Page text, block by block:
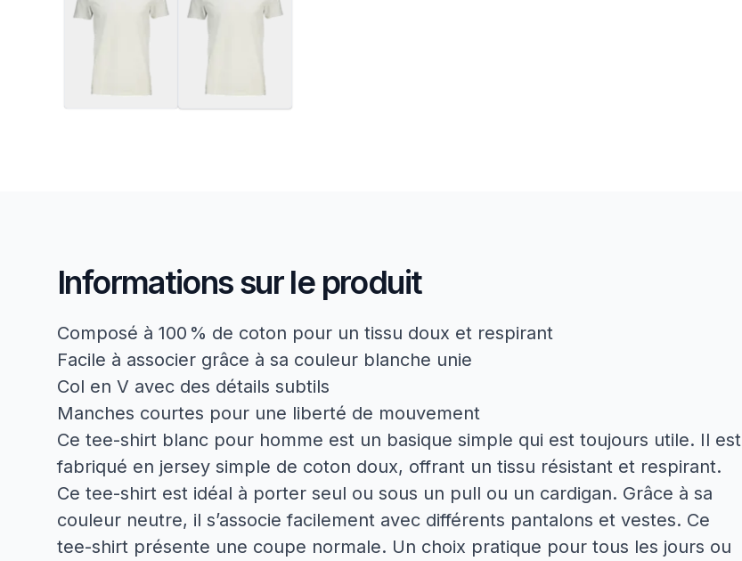
Informations sur le produit
Composé à 100 % de coton pour un tissu doux et respirant
Facile à associer grâce à sa couleur blanche unie
Col en V avec des détails subtils
Manches courtes pour une liberté de mouvement
Ce tee-shirt blanc pour homme est un basique simple qui est toujours utile. Il est
fabriqué en jersey simple de coton doux, offrant un tissu résistant et respirant.
Ce tee-shirt est idéal à porter seul ou sous un pull ou un cardigan. Grâce à sa
couleur neutre, il s’associe facilement avec différents pantalons et vestes. Ce
tee-shirt présente une coupe normale. Un choix pratique pour tous les jours ou